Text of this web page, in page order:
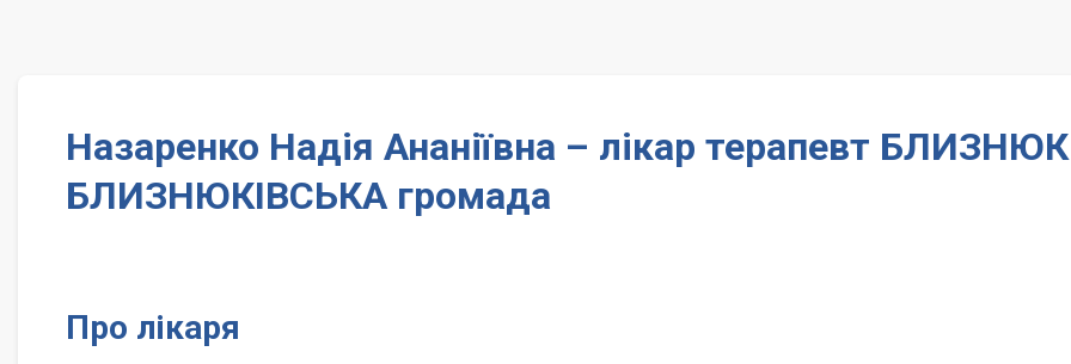
Назаренко Надія Ананіївна – лікар терапевт
БЛИЗНЮКІВСЬКА громада
Про лікаря